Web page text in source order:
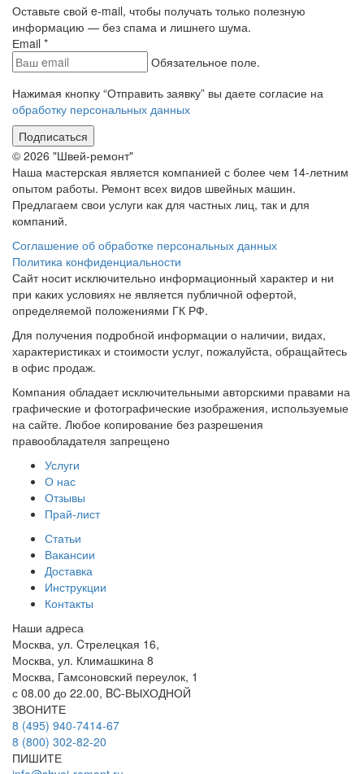
Оставьте свой e-mail, чтобы получать только полезную
информацию — без спама и лишнего шума.
Еmail *
Обязательное поле.
Нажимая кнопку “Отправить заявку” вы даете согласие на
обработку персональных данных
Подписаться
© 2026 "Швей-ремонт"
Наша мастерская является компанией с более чем 14-летним
опытом работы. Ремонт всех видов швейных машин.
Предлагаем свои услуги как для частных лиц, так и для
компаний.
Соглашение об обработке персональных данных
Политика конфиденциальности
Сайт носит исключительно информационный характер и ни
при каких условиях не является публичной офертой,
определяемой положениями ГК РФ.
Для получения подробной информации о наличии, видах,
характеристиках и стоимости услуг, пожалуйста, обращайтесь
в офис продаж.
Компания обладает исключительными авторскими правами на
графические и фотографические изображения, используемые
на сайте. Любое копирование без разрешения
правообладателя запрещено
Услуги
О нас
Отзывы
Прай-лист
Статьи
Вакансии
Доставка
Инструкции
Контакты
Наши адреса
Москва, ул. Cтрелецкая 16,
Москва, ул. Климашкина 8
Москва, Гамсоновский переулок, 1
с 08.00 до 22.00, BC-ВЫХОДНОЙ
ЗВОНИТЕ
8 (495) 940-7414-67
8 (800) 302-82-20
ПИШИТЕ